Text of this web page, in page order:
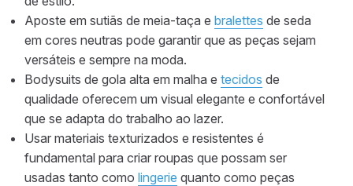
Aposte em sutiãs de meia-taça e bralettes de seda
em cores neutras pode garantir que as peças sejam
versáteis e sempre na moda.
Bodysuits de gola alta em malha e tecidos de
qualidade oferecem um visual elegante e confortável
que se adapta do trabalho ao lazer.
Usar materiais texturizados e resistentes é
fundamental para criar roupas que possam ser
usadas tanto como lingerie quanto como peças